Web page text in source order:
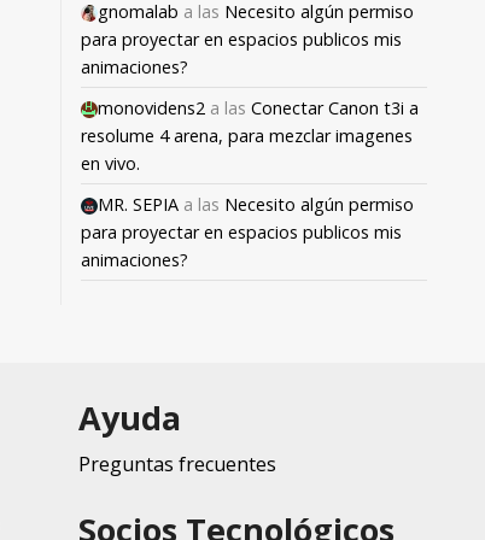
gnomalab a las Necesito algún permiso
para proyectar en espacios publicos mis
animaciones?
monovidens2 a las Conectar Canon t3i a
resolume 4 arena, para mezclar imagenes
en vivo.
MR. SEPIA a las Necesito algún permiso
para proyectar en espacios publicos mis
animaciones?
Ayuda
Preguntas frecuentes
Socios Tecnológicos